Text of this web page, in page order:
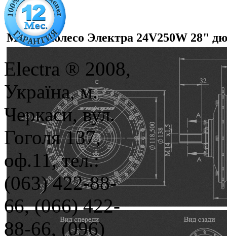
Мотор-колесо Электра 24V250W 28"
Electra ® 2008,
Україна, м.
Черкаси, вул.
Гоголя 137,
оф.11, тел.:
(063) 422-88-
66, (066) 422-
88-66, (096)